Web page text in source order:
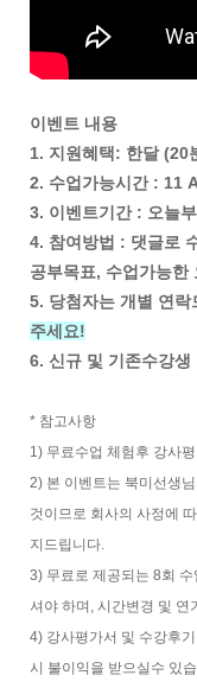
이벤트 내용
1. 지원혜택: 한달 (20
2. 수업가능시간 : 11
3. 이벤트기간 : 오늘
4. 참여방법 : 댓글로
공부목표, 수업가능한
5. 당첨자는 개별 연락
주세요!
6. 신규 및 기존수강
* 참고사항
1) 무료수업 체험후 강사
2) 본 이벤트는 북미선생
것이므로 회사의 사정에
지드립니다.
3) 무료로 제공되는 8회
셔야 하며, 시간변경 및 연
4) 강사평가서 및 수강후
시 불이익을 받으실수 있